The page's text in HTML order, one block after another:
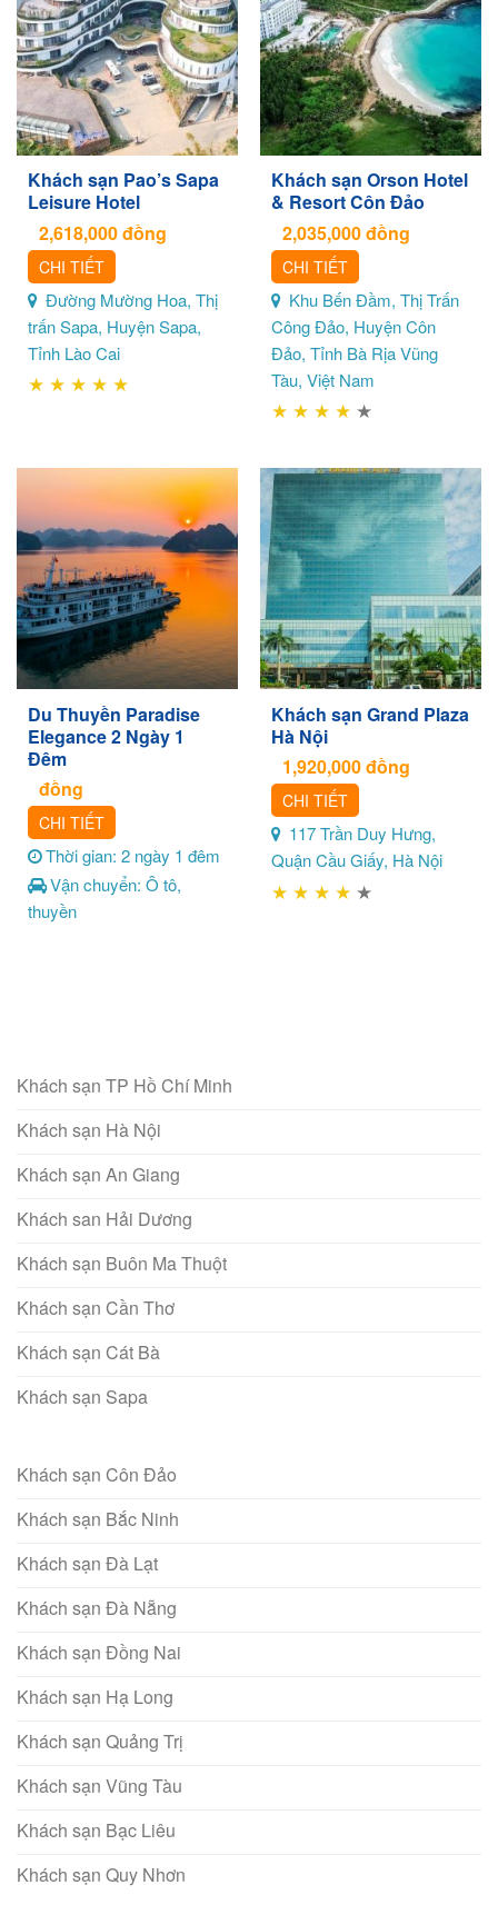
Khách sạn Pao’s Sapa
Leisure Hotel
2,618,000đồng
CHI TIẾT
Đường Mường Hoa, Thị
trấn Sapa, Huyện Sapa,
Tỉnh Lào Cai
★ ★ ★ ★ ★
Khách sạn Orson Hotel
& Resort Côn Đảo
2,035,000đồng
CHI TIẾT
Khu Bến Đầm, Thị Trấn
Công Đảo, Huyện Côn
Đảo, Tỉnh Bà Rịa Vũng
Tàu, Việt Nam
★ ★ ★ ★ ★
Du Thuyền Paradise
Elegance 2 Ngày 1
Đêm
đồng
CHI TIẾT
Thời gian: 2 ngày 1 đêm
Vận chuyển: Ô tô,
thuyền
Khách sạn Grand Plaza
Hà Nội
1,920,000đồng
CHI TIẾT
117 Trần Duy Hưng,
Quận Cầu Giấy, Hà Nội
★ ★ ★ ★ ★
Khách sạn TP Hồ Chí Minh
Khách sạn Hà Nội
Khách sạn An Giang
Khách san Hải Dương
Khách sạn Buôn Ma Thuột
Khách sạn Cần Thơ
Khách sạn Cát Bà
Khách sạn Sapa
Khách sạn Côn Đảo
Khách sạn Bắc Ninh
Khách sạn Đà Lạt
Khách sạn Đà Nẵng
Khách sạn Đồng Nai
Khách sạn Hạ Long
Khách sạn Quảng Trị
Khách sạn Vũng Tàu
Khách sạn Bạc Liêu
Khách sạn Quy Nhơn